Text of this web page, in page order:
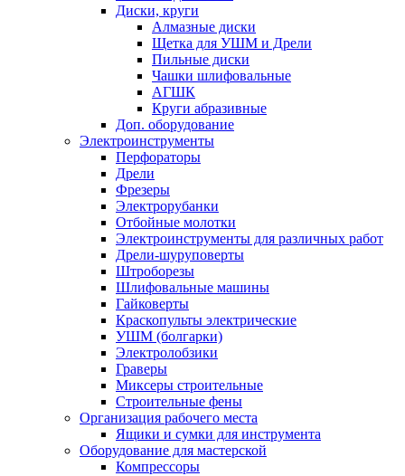
Диски, круги
Алмазные диски
Щетка для УШМ и Дрели
Пильные диски
Чашки шлифовальные
АГШК
Круги абразивные
Доп. оборудование
Электроинструменты
Перфораторы
Дрели
Фрезеры
Электрорубанки
Отбойные молотки
Электроинструменты для различных работ
Дрели-шуруповерты
Штроборезы
Шлифовальные машины
Гайковерты
Краскопульты электрические
УШМ (болгарки)
Электролобзики
Граверы
Миксеры строительные
Строительные фены
Организация рабочего места
Ящики и сумки для инструмента
Оборудование для мастерской
Компрессоры